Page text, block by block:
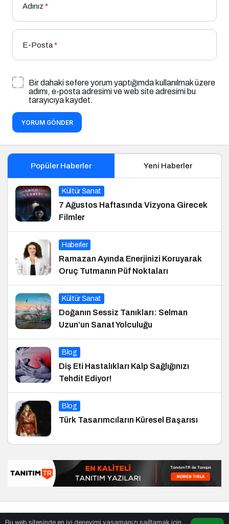
Adınız *
E-Posta*
Bir dahaki sefere yorum yaptığımda kullanılmak üzere
adımı, e-posta adresimi ve web site adresimi bu
tarayıcıya kaydet.
YORUM GÖNDER
Popüler Haberler Yeni Haberler
Kültür Sanat
7 Ağustos Haftasında Vizyona Girecek
Filmler
Haberler
Ramazan Ayında Enerjinizi Koruyarak
Oruç Tutmanın Püf Noktaları
Kültür Sanat
Doğanın Sessiz Tanıkları: Selman
Uzun’un Sanat Yolculuğu
Blog
Diş Eti Hastalıkları Kalp Sağlığınızı
Tehdit Ediyor!
Blog
Türk Tasarımcıların Küresel Başarısı
Bu web sitesinde en iyi deneyimi yaşamanızı sağlamak için
en iyiler